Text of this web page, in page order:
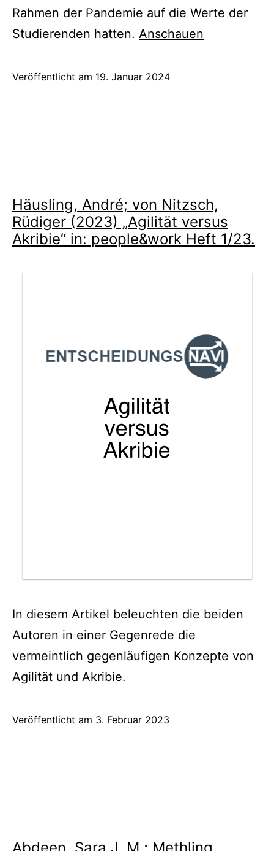
Rahmen der Pandemie auf die Werte der
Studierenden hatten. Anschauen
Veröffentlicht am 19. Januar 2024
Häusling, André; von Nitzsch,
Rüdiger (2023) „Agilität versus
Akribie“ in: people&work Heft 1/23.
In diesem Artikel beleuchten die beiden
Autoren in einer Gegenrede die
vermeintlich gegenläufigen Konzepte von
Agilität und Akribie.
Veröffentlicht am 3. Februar 2023